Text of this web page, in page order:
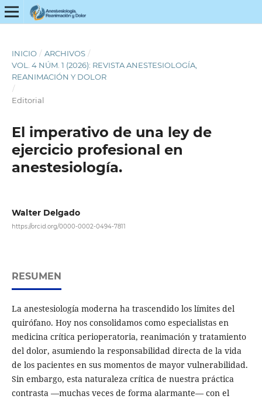
INICIO / ARCHIVOS /
VOL. 4 NÚM. 1 (2026): REVISTA ANESTESIOLOGÍA,
REANIMACIÓN Y DOLOR
/
Editorial
El imperativo de una ley de
ejercicio profesional en
anestesiología.
Walter Delgado
https://orcid.org/0000-0002-0494-7811
RESUMEN
La anestesiología moderna ha trascendido los límites del
quirófano. Hoy nos consolidamos como especialistas en
medicina crítica perioperatoria, reanimación y tratamiento
del dolor, asumiendo la responsabilidad directa de la vida
de los pacientes en sus momentos de mayor vulnerabilidad.
Sin embargo, esta naturaleza crítica de nuestra práctica
contrasta —muchas veces de forma alarmante— con el